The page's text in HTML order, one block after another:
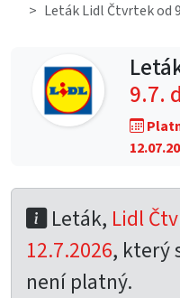
Leták Lidl Čtvrtek od
9.7.
Leták, Lidl
12.7.2026, který
není platný.